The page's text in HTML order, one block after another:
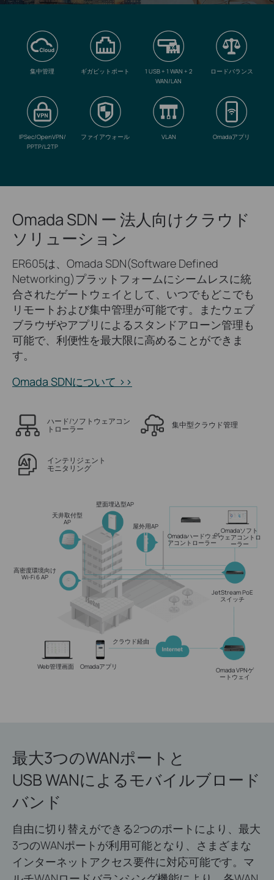
集中管理 ギガビットポート
1 USB + 1 WAN + 2
WAN/LAN
ロードバランス
IPSec/OpenVPN/
PPTP/L2TP
ファイアウォール VLAN Omadaアプリ
Omada SDN ー 法人向けクラウド
ソリューション
ER605は、Omada SDN(Software Defined
Networking)プラットフォームにシームレスに統
合されたゲートウェイとして、いつでもどこでも
リモートおよび集中管理が可能です。またウェブ
ブラウザやアプリによるスタンドアローン管理も
可能で、利便性を最大限に高めることができま
す。
Omada SDNについて >>
ハード/ソフトウェアコン
トローラー
集中型クラウド管理
インテリジェント
モニタリング
天井取付型
AP
高密度環境向け
Wi-Fi 6 AP
壁面埋込型AP
屋外用AP
Omadaハードウェ
アコントローラー
JetStream PoE
スイッチ
Omadaソフト
ウェアコントロ
ーラー
Omada VPNゲ
ートウェイ
Omadaアプリ
クラウド経由
or
Web管理画面
最大3つのWANポートと
USB WANによるモバイルブロード
バンド
自由に切り替えができる2つのポートにより、最大
3つのWANポートが利用可能となり、さまざまな
インターネットアクセス要件に対応可能です。マ